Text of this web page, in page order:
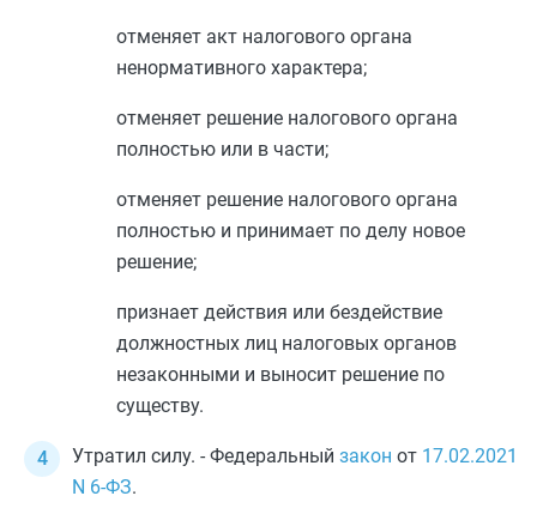
отменяет акт налогового органа
ненормативного характера;
отменяет решение налогового органа
полностью или в части;
отменяет решение налогового органа
полностью и принимает по делу новое
решение;
признает действия или бездействие
должностных лиц налоговых органов
незаконными и выносит решение по
существу.
Утратил силу. - Федеральный закон от 17.02.2021
N 6-ФЗ.